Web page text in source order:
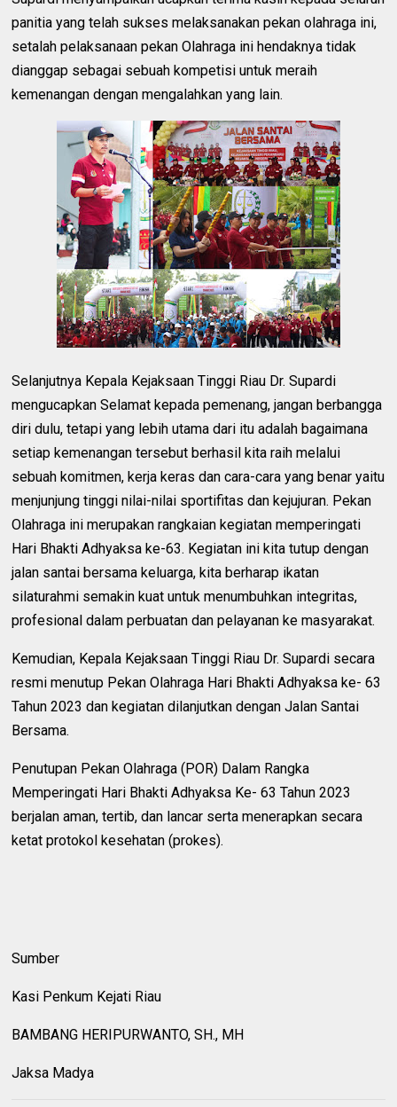
panitia yang telah sukses melaksanakan pekan olahraga ini,
setalah pelaksanaan pekan Olahraga ini hendaknya tidak
dianggap sebagai sebuah kompetisi untuk meraih
kemenangan dengan mengalahkan yang lain.
Selanjutnya Kepala Kejaksaan Tinggi Riau Dr. Supardi
mengucapkan Selamat kepada pemenang, jangan berbangga
diri dulu, tetapi yang lebih utama dari itu adalah bagaimana
setiap kemenangan tersebut berhasil kita raih melalui
sebuah komitmen, kerja keras dan cara-cara yang benar yaitu
menjunjung tinggi nilai-nilai sportifitas dan kejujuran. Pekan
Olahraga ini merupakan rangkaian kegiatan memperingati
Hari Bhakti Adhyaksa ke-63. Kegiatan ini kita tutup dengan
jalan santai bersama keluarga, kita berharap ikatan
silaturahmi semakin kuat untuk menumbuhkan integritas,
profesional dalam perbuatan dan pelayanan ke masyarakat.
Kemudian, Kepala Kejaksaan Tinggi Riau Dr. Supardi secara
resmi menutup Pekan Olahraga Hari Bhakti Adhyaksa ke- 63
Tahun 2023 dan kegiatan dilanjutkan dengan Jalan Santai
Bersama.
Penutupan Pekan Olahraga (POR) Dalam Rangka
Memperingati Hari Bhakti Adhyaksa Ke- 63 Tahun 2023
berjalan aman, tertib, dan lancar serta menerapkan secara
ketat protokol kesehatan (prokes).
Sumber
Kasi Penkum Kejati Riau
BAMBANG HERIPURWANTO, SH., MH
Jaksa Madya